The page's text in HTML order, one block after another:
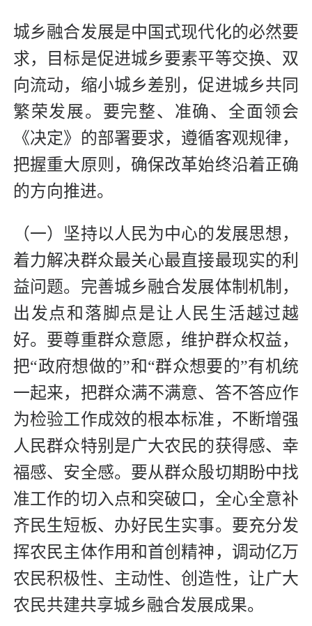
城乡融合发展是中国式现代化的必然要
求，目标是促进城乡要素平等交换、双
向流动，缩小城乡差别，促进城乡共同
繁荣发展。要完整、准确、全面领会
《决定》的部署要求，遵循客观规律，
把握重大原则，确保改革始终沿着正确
的方向推进。
（一）坚持以人民为中心的发展思想，
着力解决群众最关心最直接最现实的利
益问题。完善城乡融合发展体制机制，
出发点和落脚点是让人民生活越过越
好。要尊重群众意愿，维护群众权益，
把“政府想做的”和“群众想要的”有机统
一起来，把群众满不满意、答不答应作
为检验工作成效的根本标准，不断增强
人民群众特别是广大农民的获得感、幸
福感、安全感。要从群众殷切期盼中找
准工作的切入点和突破口，全心全意补
齐民生短板、办好民生实事。要充分发
挥农民主体作用和首创精神，调动亿万
农民积极性、主动性、创造性，让广大
农民共建共享城乡融合发展成果。